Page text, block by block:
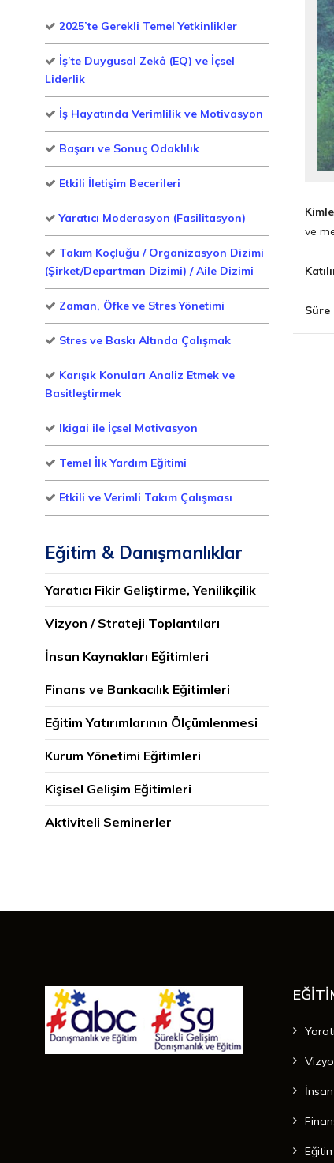
2025’te Gerekli Temel Yetkinlikler
İş’te Duygusal Zekâ (EQ) ve İçsel
Liderlik
İş Hayatında Verimlilik ve Motivasyon
Başarı ve Sonuç Odaklılık
Etkili İletişim Becerileri
Yaratıcı Moderasyon (Fasilitasyon)
Takım Koçluğu / Organizasyon Dizimi
(Şirket/Departman Dizimi) / Aile Dizimi
Zaman, Öfke ve Stres Yönetimi
Stres ve Baskı Altında Çalışmak
Karışık Konuları Analiz Etmek ve
Basitleştirmek
Ikigai ile İçsel Motivasyon
Temel İlk Yardım Eğitimi
Etkili ve Verimli Takım Çalışması
Eğitim & Danışmanlıklar
Yaratıcı Fikir Geliştirme, Yenilikçilik
Vizyon / Strateji Toplantıları
İnsan Kaynakları Eğitimleri
Finans ve Bankacılık Eğitimleri
Eğitim Yatırımlarının Ölçümlenmesi
Kurum Yönetimi Eğitimleri
Kişisel Gelişim Eğitimleri
Aktiviteli Seminerler
ve
Süre